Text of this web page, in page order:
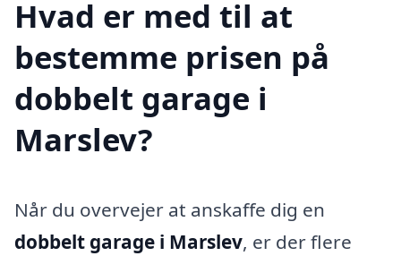
Hvad er med til at
bestemme prisen på
dobbelt garage i
Marslev?
Når du overvejer at anskaffe dig en
dobbelt garage i Marslev, er der flere